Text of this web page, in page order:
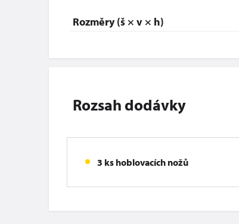
Rozměry (š × v × h)
Rozsah dodávky
3 ks hoblovacích nožů